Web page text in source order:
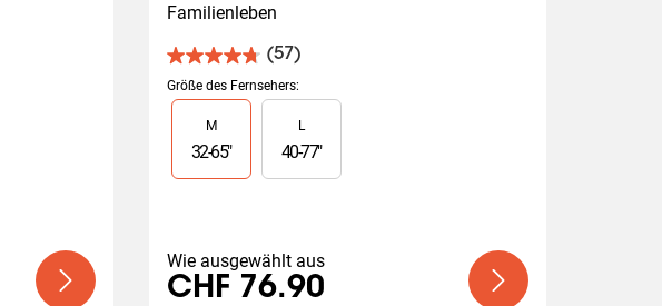
Familienleben
(57)
4.8
von
5
Sternen.
Bewertungen
Größe des Fernsehers:
Slide 1 of 2
M
32-65"
L
40-77"
Wie ausgewählt aus
CHF 76.90